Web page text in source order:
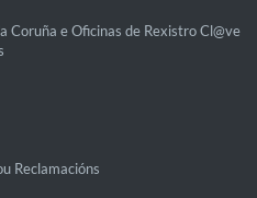
Coruña e Oficinas de Rexistro Cl@ve
Reclamacións